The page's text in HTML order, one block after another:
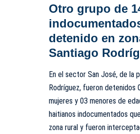
Otro grupo de
detenido en
Santiago
En el sector San José, de la
Rodríguez, fueron detenidos
mujeres y 03 menores de
haitianos indocumentados
zona rural y fueron